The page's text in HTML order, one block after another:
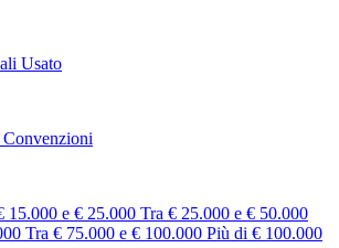
Usato
Convenzioni
15.000 e € 25.000 Tra € 25.000 e € 50.000
Tra € 75.000 e € 100.000 Più di € 100.000